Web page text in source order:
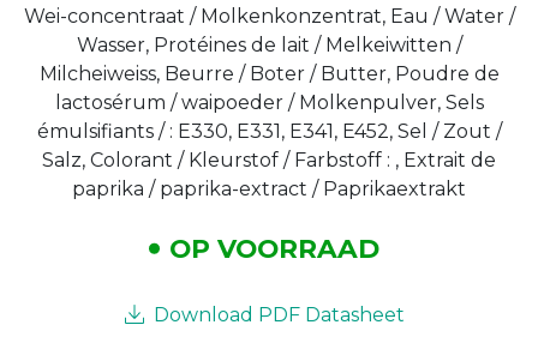
Wei-concentraat / Molkenkonzentrat, Eau / Water /
Wasser, Protéines de lait / Melkeiwitten /
Milcheiweiss, Beurre / Boter / Butter, Poudre de
lactosérum / waipoeder / Molkenpulver, Sels
émulsifiants / : E330, E331, E341, E452, Sel / Zout /
Salz, Colorant / Kleurstof / Farbstoff : , Extrait de
paprika / paprika-extract / Paprikaextrakt
OP VOORRAAD
Download PDF Datasheet